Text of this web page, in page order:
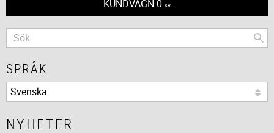
KUNDVAGN 0 KR
SPRÅK
NYHETER